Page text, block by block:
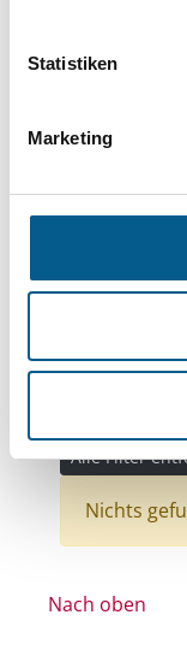
Statistiken
Marketing
Aktive Filter:
Bereiche:
Themen:
Themen:
Themen:
Themen:
Themen:
Themen:
Alle Filter
Nichts
Nach oben